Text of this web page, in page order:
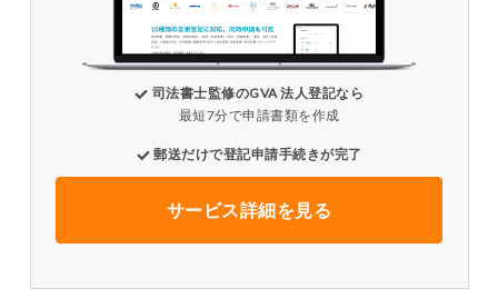
司法書士監修のGVA 法人登記なら
最短7分で申請書類を作成
郵送だけで登記申請手続きが完了
サービス詳細を見る